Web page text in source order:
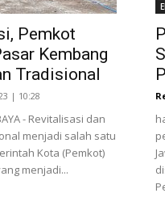
Pemkot
Kembang
Tradisional
| 10:28
- Revitalisasi dan
menjadi salah satu
Kota (Pemkot)
menjadi...